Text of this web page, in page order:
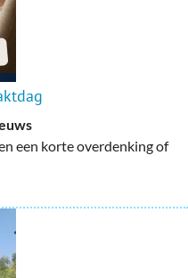
een korte overdenking of